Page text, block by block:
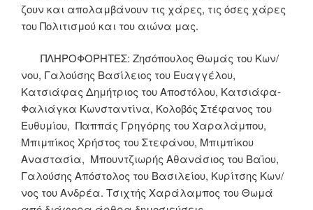
ζουν και απολαμβάνουν τις χάρες, τις όσες χάρες
του Πολιτισμού και του αιώνα μας.
ΠΛΗΡΟΦΟΡΗΤΕΣ: Ζησόπουλος Θωμάς του Κων/
νου, Γαλούσης Βασίλειος του Ευαγγέλου,
Κατσιάφας Δημήτριος του Αποστόλου, Κατσιάφα-
Φαλιάγκα Κωνσταντίνα, Κολοβός Στέφανος του
Ευθυμίου, Παππάς Γρηγόρης του Χαραλάμπου,
Μπιμπίκος Χρήστος του Στεφάνου, Μπιμπίκου
Αναστασία, Μπουντζιωρής Αθανάσιος του Βαϊου,
Γαλούσης Απόστολος του Βασιλείου, Κυρίτσης Κων/
νος του Ανδρέα. Τσιχτής Χαράλαμπος του Θωμά